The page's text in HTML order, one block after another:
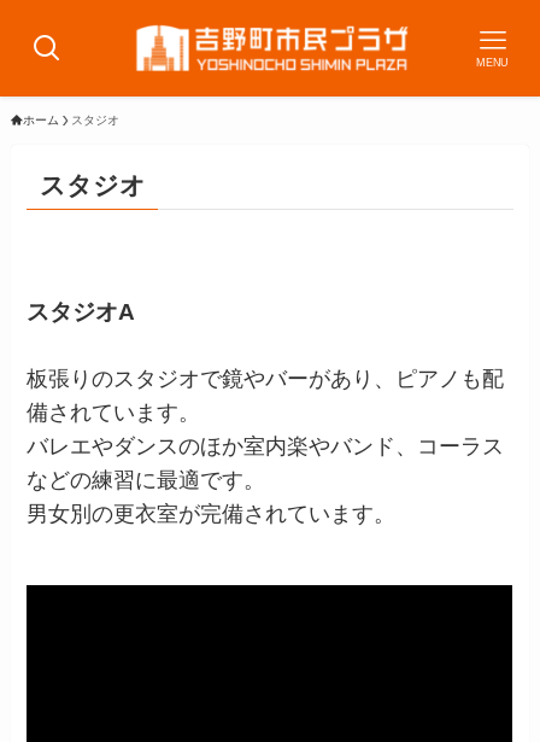
MENU
ホーム スタジオ
スタジオ
スタジオA
板張りのスタジオで鏡やバーがあり、ピアノも配
備されています。
バレエやダンスのほか室内楽やバンド、コーラス
などの練習に最適です。
男女別の更衣室が完備されています。